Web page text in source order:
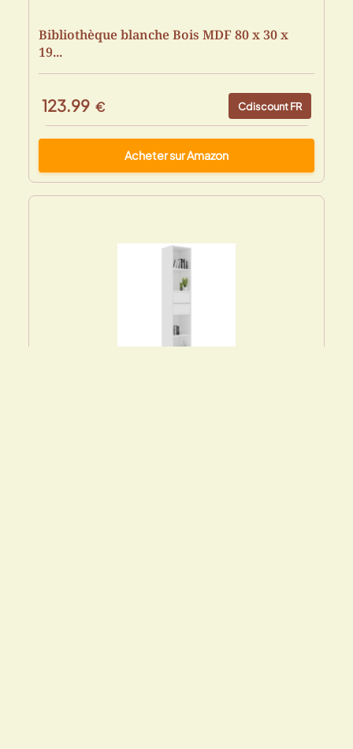
Bibliothèque blanche Bois MDF 80 x 30 x
19...
123.99 € Cdiscount FR
Acheter sur Amazon